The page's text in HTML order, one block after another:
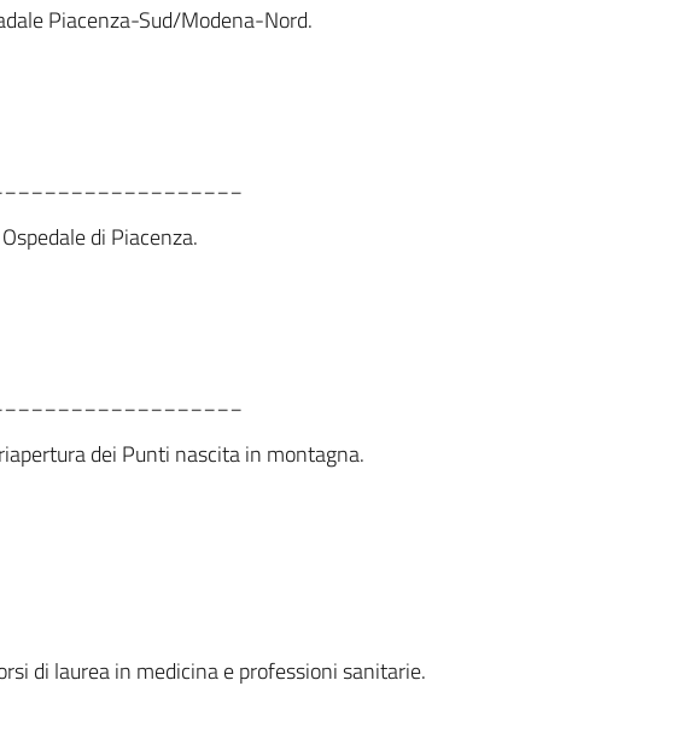
Piacenza-Sud/Modena-Nord.
di Piacenza.
dei Punti nascita in montagna.
di laurea in medicina e professioni sanitarie.